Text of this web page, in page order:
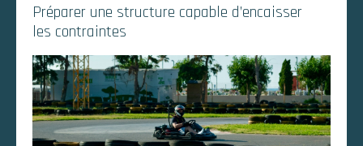
Préparer une structure capable d’encaisser
les contraintes